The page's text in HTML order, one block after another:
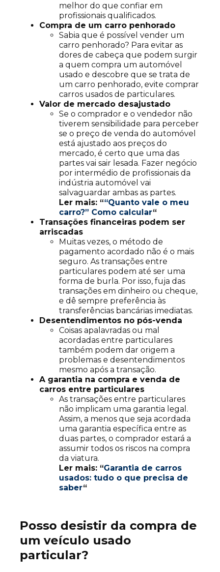
melhor do que confiar em
profissionais qualificados.
Compra de um carro penhorado
Sabia que é possível vender um
carro penhorado? Para evitar as
dores de cabeça que podem surgir
a quem compra um automóvel
usado e descobre que se trata de
um carro penhorado, evite comprar
carros usados de particulares.
Valor de mercado desajustado
Se o comprador e o vendedor não
tiverem sensibilidade para perceber
se o preço de venda do automóvel
está ajustado aos preços do
mercado, é certo que uma das
partes vai sair lesada. Fazer negócio
por intermédio de profissionais da
indústria automóvel vai
salvaguardar ambas as partes.
Ler mais: ““Quanto vale o meu
carro?” Como calcular“
Transações financeiras podem ser
arriscadas
Muitas vezes, o método de
pagamento acordado não é o mais
seguro. As transações entre
particulares podem até ser uma
forma de burla. Por isso, fuja das
transações em dinheiro ou cheque,
e dê sempre preferência às
transferências bancárias imediatas.
Desentendimentos no pós-venda
Coisas apalavradas ou mal
acordadas entre particulares
também podem dar origem a
problemas e desentendimentos
mesmo após a transação.
A garantia na compra e venda de
carros entre particulares
As transações entre particulares
não implicam uma garantia legal.
Assim, a menos que seja acordada
uma garantia específica entre as
duas partes, o comprador estará a
assumir todos os riscos na compra
da viatura.
Ler mais: “Garantia de carros
usados: tudo o que precisa de
saber“
Posso desistir da compra de
um veículo usado
particular?